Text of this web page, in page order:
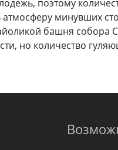
поэтому
минувших
башня собора
но количество